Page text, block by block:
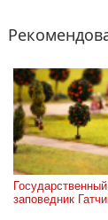
заповедник